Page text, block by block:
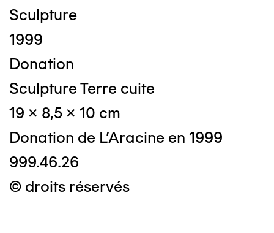
Sculpture
1999
Donation
Sculpture Terre cuite
19 x 8,5 x 10 cm
Donation de L'Aracine en 1999
999.46.26
© droits réservés